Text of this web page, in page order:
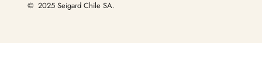
© 2025 Seigard Chile SA.